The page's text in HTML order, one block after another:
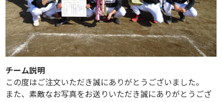
チーム説明
この度はご注文いただき誠にありがとうございました。
また、素敵なお写真をお送りいただき誠にありがとうござ